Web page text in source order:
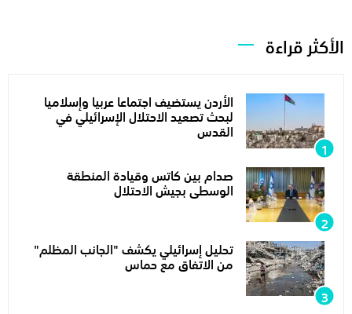
الأكثر قراءة
الأردن يستضيف اجتماعا عربيا وإسلاميا
لبحث تصعيد الاحتلال الإسرائيلي في
القدس
صدام بين كاتس وقيادة المنطقة
الوسطى بجيش الاحتلال
تحليل إسرائيلي يكشف "الجانب المظلم"
من الاتفاق مع حماس